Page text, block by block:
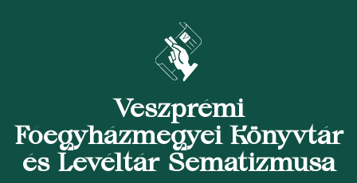
Veszprémi
Főegyházmegyei Könyvtár
és Levéltár Sematizmusa